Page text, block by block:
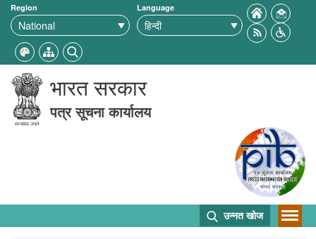
Region Language
भारत सरकार
पत्र सूचना कार्यालय
उन्नत खोज